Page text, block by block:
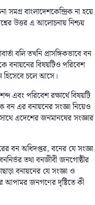
বাংলাদেশকেন্দ্রিক না হয়ে
উত্তর এ আলােচনায় নিশ্চয়
বলি তখনি প্রাসঙ্গিকভাবে বন
বিষয়টিও পরিবেশ
হিসেবে চলে আসে।
এবং পরিবেশ রক্ষার্থে বিষয়টি
বন এর বনায়নের সংজ্ঞা নিয়েও
এদেশের জনমানষের সংজ্ঞার
বন অধিদপ্তর, বনের যে সংজ্ঞা
তথা বনজীবী জনগােষ্ঠীর
বনায়নের যে সংজ্ঞা ও
আপামর জনগণের দৃষ্টিতে কী